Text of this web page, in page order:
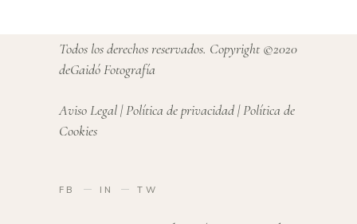
Todos los derechos reservados. Copyright ©2020
deGaidó Fotografía
Aviso Legal|Política de privacidad|Política de
Cookies
FB IN TW